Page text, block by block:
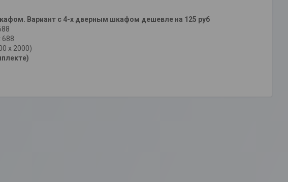
Вариант с 4-х дверным шкафом дешевле на 125 руб
688
x 2000)